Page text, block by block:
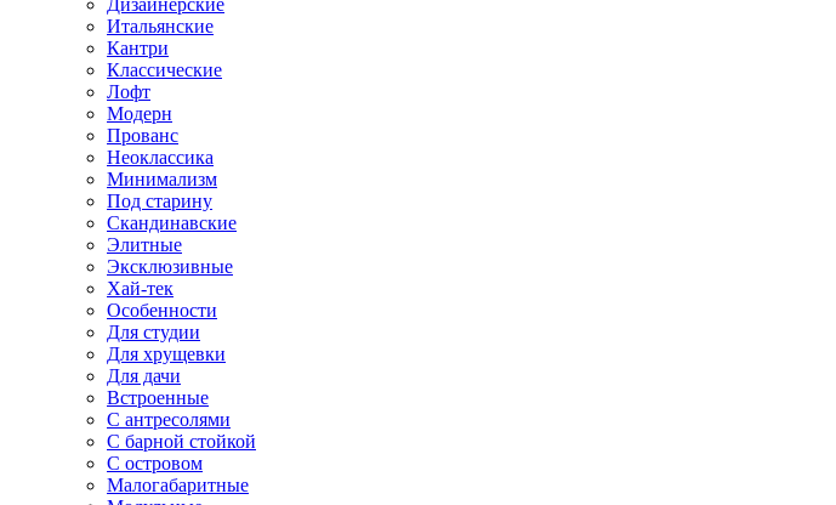
Итальянские
Кантри
Классические
Лофт
Модерн
Прованс
Неоклассика
Минимализм
Под старину
Скандинавские
Элитные
Эксклюзивные
Хай-тек
Особенности
Для студии
Для хрущевки
Для дачи
Встроенные
С антресолями
С барной стойкой
С островом
Малогабаритные